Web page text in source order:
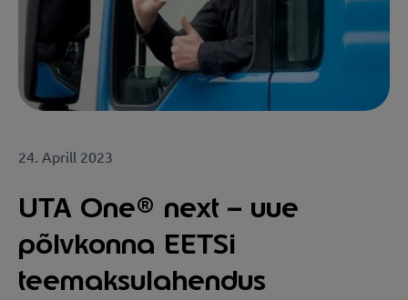
24. Aprill 2023
UTA One® next – uue
põlvkonna EETSi
teemaksulahendus